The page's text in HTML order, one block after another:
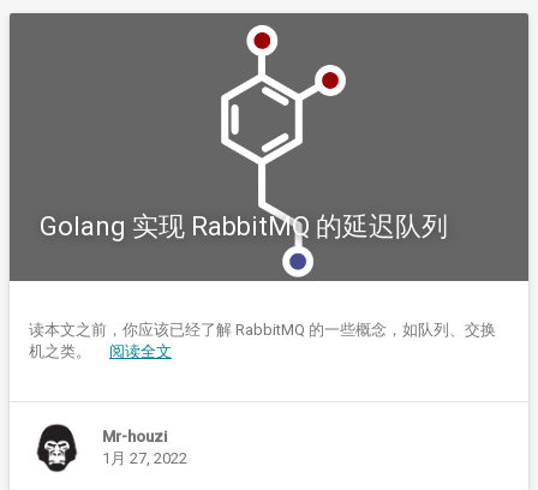
Golang 实现 RabbitMQ 的延迟队列
读本文之前，你应该已经了解 RabbitMQ 的一些概念，如队列、交换
机之类。 阅读全文
Mr-houzi
1月 27, 2022